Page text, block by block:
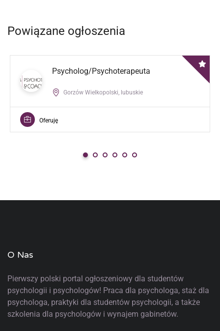
Powiązane ogłoszenia
Psycholog/Psychoterapeuta
Gorzów Wielkopolski, lubuskie
Oferuję
O Nas
Pierwszy polski portal ogłoszeniowy dla studentów
psychologii i psychologów! Praca dla psychologa, staż dla
psychologa, praktyki dla studentów psychologii, a także
szkolenia dla psychologów i wynajem gabinetów.